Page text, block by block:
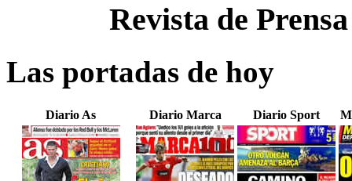
Revista de
Las portadas de hoy
Diario As Diario Marca Diario Sport